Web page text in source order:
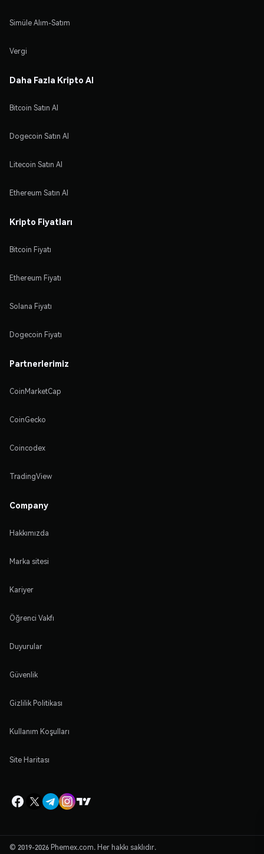
Simüle Alım-Satım
Vergi
Daha Fazla Kripto Al
Bitcoin Satın Al
Dogecoin Satın Al
Litecoin Satın Al
Ethereum Satın Al
Kripto Fiyatları
Bitcoin Fiyatı
Ethereum Fiyatı
Solana Fiyatı
Dogecoin Fiyatı
Partnerlerimiz
CoinMarketCap
CoinGecko
Coincodex
TradingView
Company
Hakkımızda
Marka sitesi
Kariyer
Öğrenci Vakfı
Duyurular
Güvenlik
Gizlilik Politikası
Kullanım Koşulları
Site Haritası
© 2019-2026 Phemex.com. Her hakkı saklıdır.